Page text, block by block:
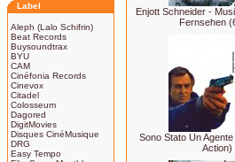
Label
Aleph (Lalo Schifrin)
Beat Records
Buysoundtrax
BYU
CAM
Cinéfonia Records
Cinevox
Citadel
Colosseum
Dagored
DigitMovies
Disques CinéMusique
DRG
Easy Tempo
Enjott Schneider -
Fernsehen
Sono Stato Un
Action)